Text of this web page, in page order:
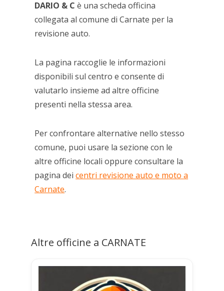
DARIO & C è una scheda officina
collegata al comune di Carnate per la
revisione auto.
La pagina raccoglie le informazioni
disponibili sul centro e consente di
valutarlo insieme ad altre officine
presenti nella stessa area.
Per confrontare alternative nello stesso
comune, puoi usare la sezione con le
altre officine locali oppure consultare la
pagina deicentri revisione auto e moto a
Carnate.
Altre officine a CARNATE